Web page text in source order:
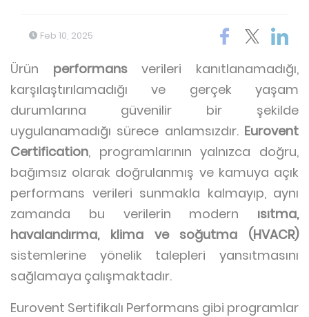
Feb 10, 2025
Ürün performansverileri kanıtlanamadığı,
karşılaştırılamadığı ve gerçek yaşam
durumlarına güvenilir bir şekilde
uygulanamadığı sürece anlamsızdır. Eurovent
Certification, programlarının yalnızca doğru,
bağımsız olarak doğrulanmış ve kamuya açık
performans verileri sunmakla kalmayıp, aynı
zamanda bu verilerin modern ısıtma,
havalandırma, klima ve soğutma (HVACR)
sistemlerine yönelik talepleri yansıtmasını
sağlamaya çalışmaktadır.
Eurovent Sertifikalı Performans gibi programlar